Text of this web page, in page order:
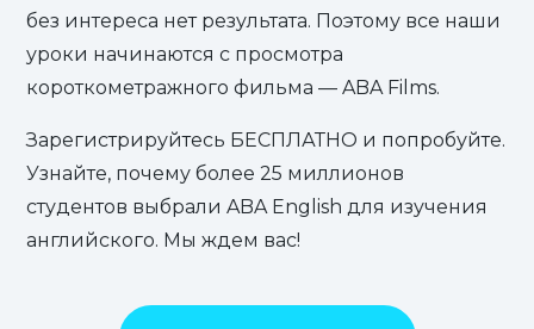
без интереса нет результата. Поэтому все наши
уроки начинаются с просмотра
короткометражного фильма — ABA Films.
Зарегистрируйтесь БЕСПЛАТНО и попробуйте.
Узнайте, почему более 25 миллионов
студентов выбрали ABA English для изучения
английского. Мы ждем вас!